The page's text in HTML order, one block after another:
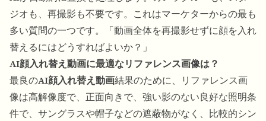
ジオも、再撮影も不要です。これはマーケターからの最も
多い質問の一つです。「動画全体を再撮影せずに顔を入れ
替えるにはどうすればよいか？」
AI顔入れ替え動画に最適なリファレンス画像は？
最良のAI顔入れ替え動画結果のために、リファレンス画
像は高解像度で、正面向きで、強い影のない良好な照明条
件で、サングラスや帽子などの遮蔽物がなく、比較的シン